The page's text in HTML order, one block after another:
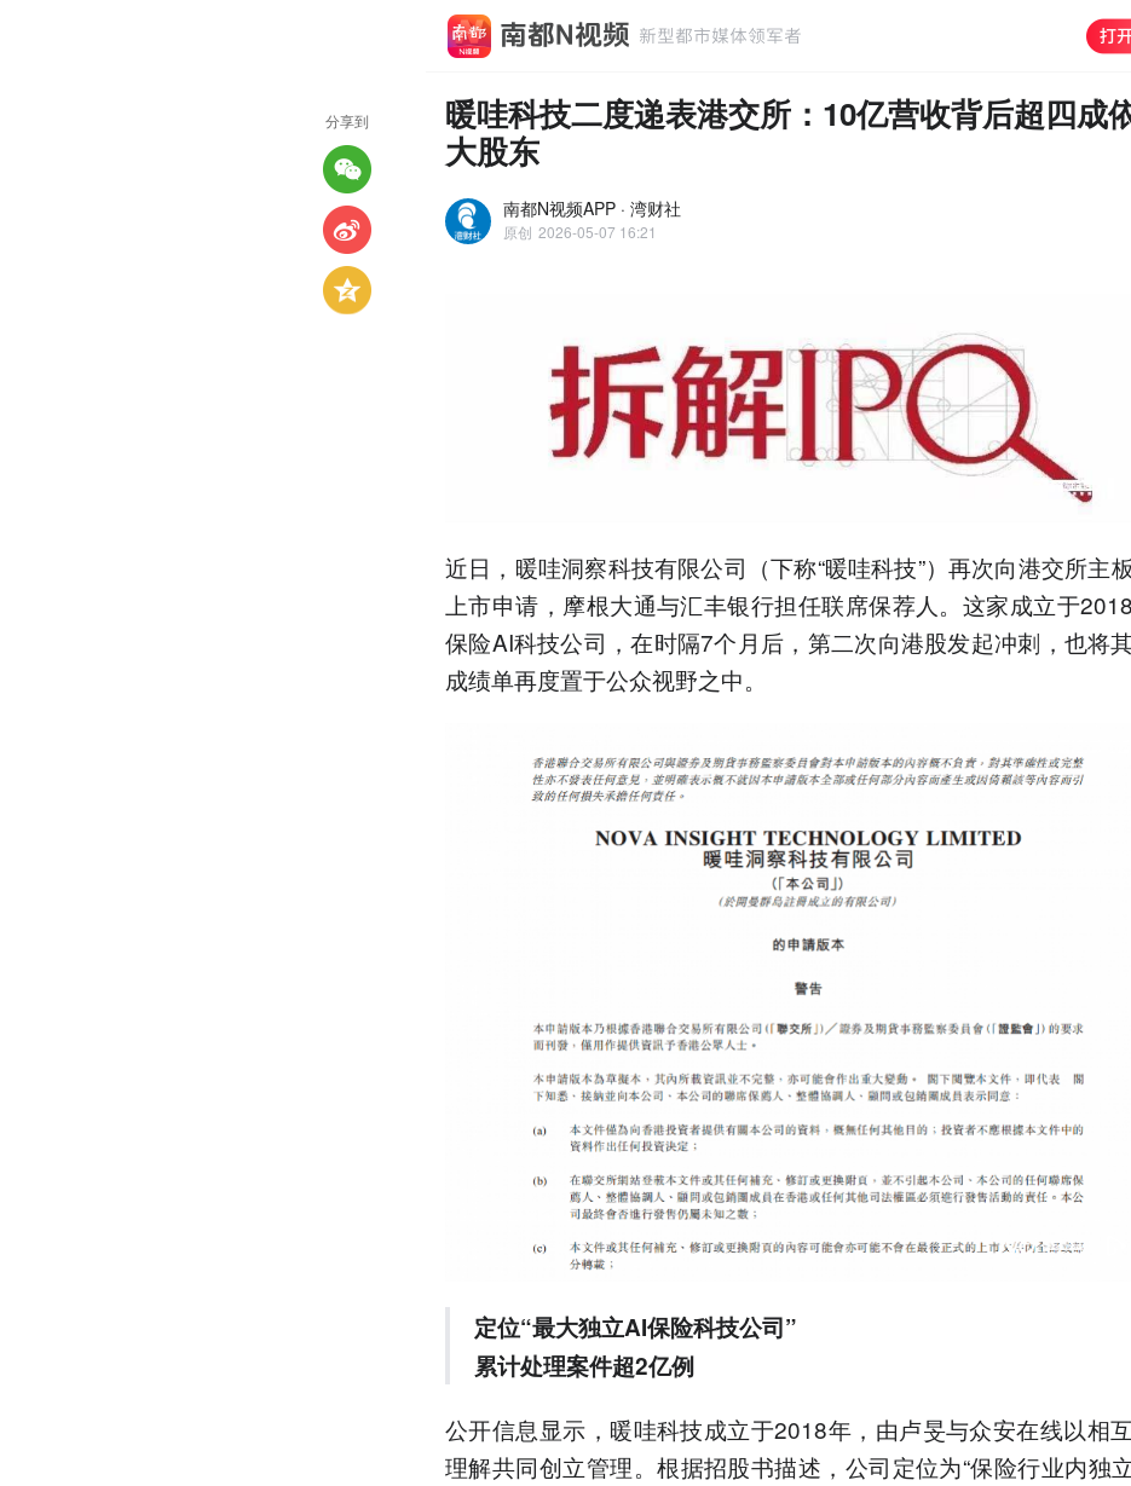
暖哇科技二度递表港交所：10亿营收背后超四成
大股东
南都N视频APP · 湾财社
原创 2026-05-07 16:21
近日，暖哇洞察科技有限公司（下称“暖哇科技”）再次向港交所主
上市申请，摩根大通与汇丰银行担任联席保荐人。这家成立于
保险AI科技公司，在时隔7个月后，第二次向港股发起冲刺，也将
成绩单再度置于公众视野之中。
定位“最大独立AI保险科技公司”
累计处理案件超2亿例
公开信息显示，暖哇科技成立于2018年，由卢旻与众安在线以相
理解共同创立管理。根据招股书描述，公司定位为“保险行业内独
分享到